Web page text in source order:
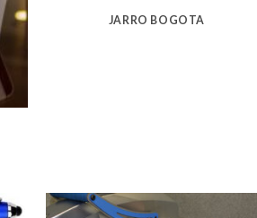
JARRO BOGOTA